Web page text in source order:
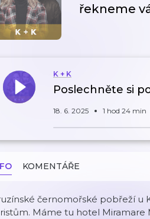
řekneme
K + K
Poslechněte si
18. 6. 2025 1 hod 24 min
KOMENTÁŘE
černomořské pobřeží u
Máme tu hotel Miramare